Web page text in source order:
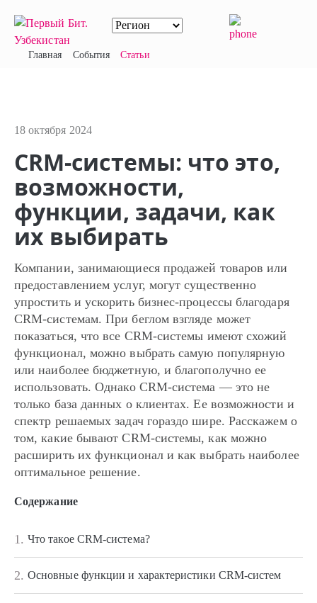
Главная События Статьи
18 октября 2024
CRM-системы: что это,
возможности,
функции, задачи, как
их выбирать
Компании, занимающиеся продажей товаров или
предоставлением услуг, могут существенно
упростить и ускорить бизнес-процессы благодаря
CRM-системам. При беглом взгляде может
показаться, что все CRM-системы имеют схожий
функционал, можно выбрать самую популярную
или наиболее бюджетную, и благополучно ее
использовать. Однако CRM-система — это не
только база данных о клиентах. Ее возможности и
спектр решаемых задач гораздо шире. Расскажем о
том, какие бывают CRM-системы, как можно
расширить их функционал и как выбрать наиболее
оптимальное решение.
Содержание
1. Что такое CRM-система?
2. Основные функции и характеристики CRM-систем